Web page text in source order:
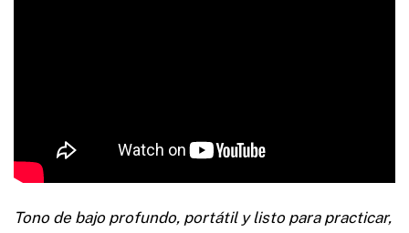
Tono de bajo profundo, portátil y listo para practicar,